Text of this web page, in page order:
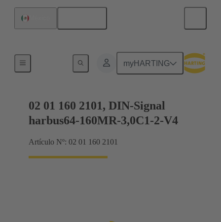
myHARTING
Terminación de placa madre a tarjeta hija
02 01 160 2101, DIN-Signal
harbus64-160MR-3,0C1-2-V4
Artículo Nº: 02 01 160 2101